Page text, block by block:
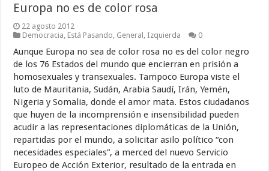
Europa no es de color rosa
22 agosto 2012
Democracia, Está Pasando, General , Izquierda 0
Aunque Europa no sea de color rosa no es del color negro
de los 76 Estados del mundo que encierran en prisión a
homosexuales y transexuales. Tampoco Europa viste el
luto de Mauritania, Sudán, Arabia Saudí, Irán, Yemén,
Nigeria y Somalia, donde el amor mata. Estos ciudadanos
que huyen de la incomprensión e insensibilidad pueden
acudir a las representaciones diplomáticas de la Unión,
repartidas por el mundo, a solicitar asilo político “con
necesidades especiales”, a merced del nuevo Servicio
Europeo de Acción Exterior, resultado de la entrada en